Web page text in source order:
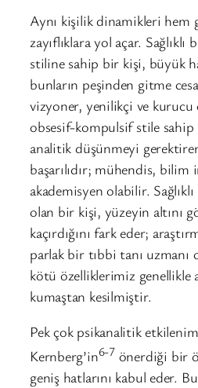
Aynı kişilik dinamikleri hem
zayıflıklara yol açar.
stiline sahip bir kişi, büyük
bunların peşinden gitme
vizyoner, yenilikçi ve kurucu
obsesif-kompulsif stile sahip
analitik düşünmeyi
başarılıdır; mühendis, bilim
akademisyen olabilir.
olan bir kişi, yüzeyin altını
kaçırdığını fark eder;
parlak bir tıbbi tanı
kötü özelliklerimiz genellikle
kumaştan kesilmiştir.
Pek çok psikanalitik
Kernberg’in6-7 önerdiği bir
geniş hatlarını kabul eder.